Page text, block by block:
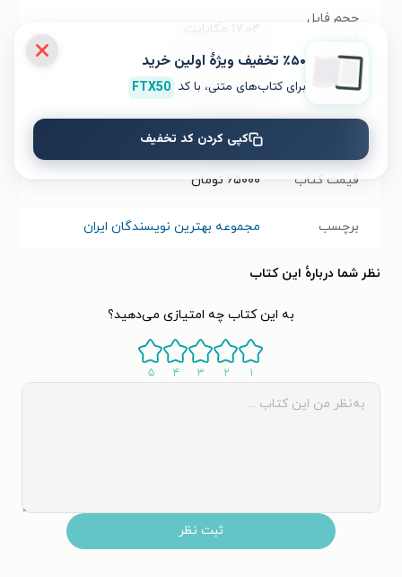
حجم فایل
۱۷.۰۴ مگابایت
شابک ۹۷۸۶۰۰۳۲۰۴۴۳۰
۲۰ صفحه
قیمت کتاب ۶۵۰۰۰ تومان
برچسب مجموعه بهترین نویسندگان ایران
نظر شما دربارهٔ این کتاب
به این کتاب چه امتیازی می‌دهید؟
۱ ۲ ۳ ۴ ۵
ثبت نظر
٪۵۰ تخفیف ویژۀ اولین خرید
برای کتاب‌های متنی، با کد FTX50
کپی کردن کد تخفیف